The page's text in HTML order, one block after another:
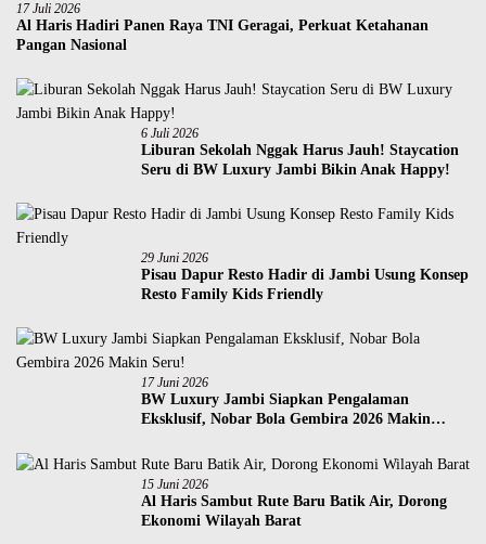
17 Juli 2026
Al Haris Hadiri Panen Raya TNI Geragai, Perkuat Ketahanan
Pangan Nasional
6 Juli 2026
Liburan Sekolah Nggak Harus Jauh! Staycation
Seru di BW Luxury Jambi Bikin Anak Happy!
29 Juni 2026
Pisau Dapur Resto Hadir di Jambi Usung Konsep
Resto Family Kids Friendly
17 Juni 2026
BW Luxury Jambi Siapkan Pengalaman
Eksklusif, Nobar Bola Gembira 2026 Makin
15 Juni 2026
Al Haris Sambut Rute Baru Batik Air, Dorong
Ekonomi Wilayah Barat